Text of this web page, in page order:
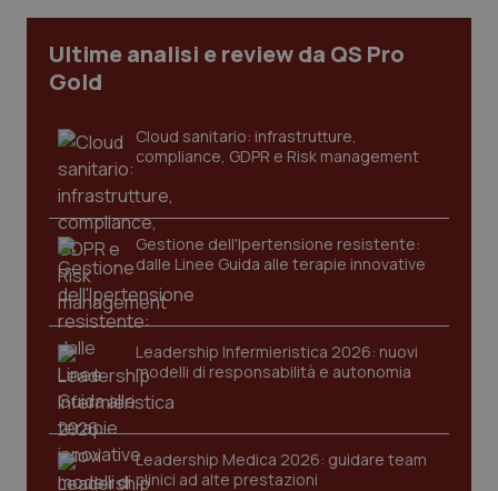
Ultime analisi e review da QS Pro
Gold
Cloud sanitario: infrastrutture,
compliance, GDPR e Risk management
Gestione dell'Ipertensione resistente:
dalle Linee Guida alle terapie innovative
Leadership Infermieristica 2026: nuovi
modelli di responsabilità e autonomia
Leadership Medica 2026: guidare team
clinici ad alte prestazioni
sito web abilitandone funzionalità di base quali la
navigazione sulle pagine e l'accesso alle aree
protette del sito. Il sito web non è in grado di
Nome
Fornitore/
VISITOR_PRIVACY_METADATA